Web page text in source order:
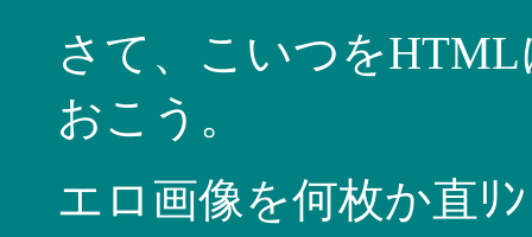
さて、こいつを
おこう。
エロ画像を何枚か直ﾘ